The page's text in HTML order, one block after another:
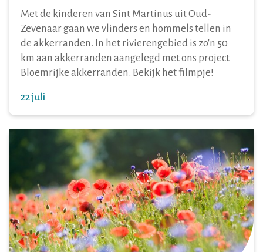
Met de kinderen van Sint Martinus uit Oud-
Zevenaar gaan we vlinders en hommels tellen in
de akkerranden. In het rivierengebied is zo'n 50
km aan akkerranden aangelegd met ons project
Bloemrijke akkerranden. Bekijk het filmpje!
22 juli